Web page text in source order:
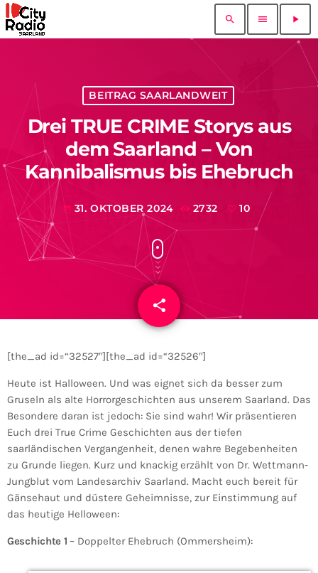
search menu play_arrow
BEITRAG SAARLANDWEIT
Drei TRUE CRIME Storys aus
dem Saarland – Von
Kannibalismus bis Ehebruch
today 31. OKTOBER 2024 2732 10
share
email
[the_ad id=“32527″][the_ad id=“32526″]
Heute ist Halloween. Und was eignet sich da besser zum
Gruseln als alte Horrorgeschichten aus unserem Saarland. Das
Besondere daran ist jedoch: Sie sind wahr! Wir präsentieren
Euch drei True Crime Geschichten aus der tiefen
saarländischen Vergangenheit, denen wahre Begebenheiten
zu Grunde liegen. Kurz und knackig erzählt von Dr. Wettmann-
Jungblut vom Landesarchiv Saarland. Macht euch bereit für
Gänsehaut und düstere Geheimnisse, zur Einstimmung auf
das heutige Helloween:
Geschichte 1 – Doppelter Ehebruch (Ommersheim):